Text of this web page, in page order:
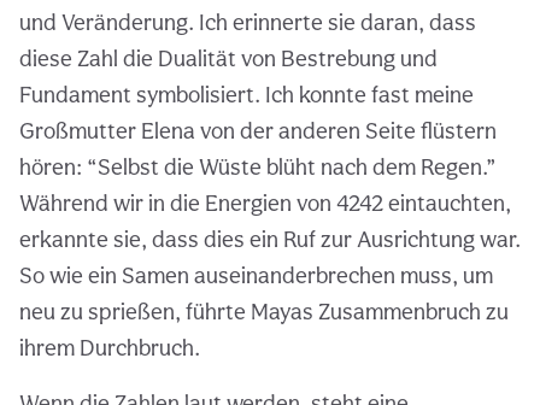
und Veränderung. Ich erinnerte sie daran, dass
diese Zahl die Dualität von Bestrebung und
Fundament symbolisiert. Ich konnte fast meine
Großmutter Elena von der anderen Seite flüstern
hören: “Selbst die Wüste blüht nach dem Regen.”
Während wir in die Energien von 4242 eintauchten,
erkannte sie, dass dies ein Ruf zur Ausrichtung war.
So wie ein Samen auseinanderbrechen muss, um
neu zu sprießen, führte Mayas Zusammenbruch zu
ihrem Durchbruch.